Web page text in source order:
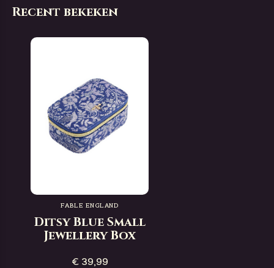
Recent bekeken
FABLE ENGLAND
Ditsy Blue Small
Jewellery Box
€ 39,99